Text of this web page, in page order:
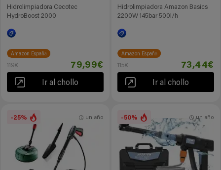
Hidrolimpiadora Cecotec
HydroBoost 2000
Amazon España
119€ 79,99€
Ir al chollo
Hidrolimpiadora Amazon Basics
2200W 145bar 500l/h
Amazon España
115€ 73,44€
Ir al chollo
-25% un año -50% un año